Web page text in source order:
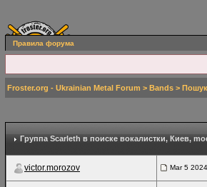
Правила форума
Froster.org - Ukrainian Metal Forum > Bands > Пошук
Группа Scarleth в поиске вокалистки, Киев,
victor.morozov Mar 5